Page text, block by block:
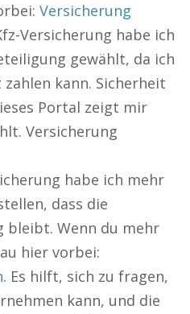
Versicherung
Versicherung habe ich
gewählt, da ich
kann. Sicherheit
Portal zeigt mir
Versicherung
habe ich mehr
dass die
bleibt. Wenn du mehr
hier vorbei:
. Es hilft, sich zu fragen,
kann, und die